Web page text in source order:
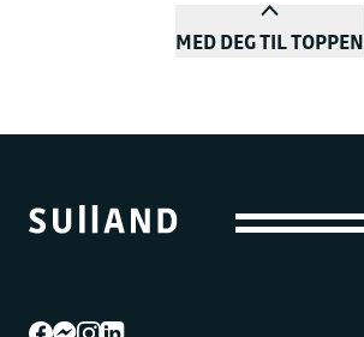
MED DEG TIL TOPPEN